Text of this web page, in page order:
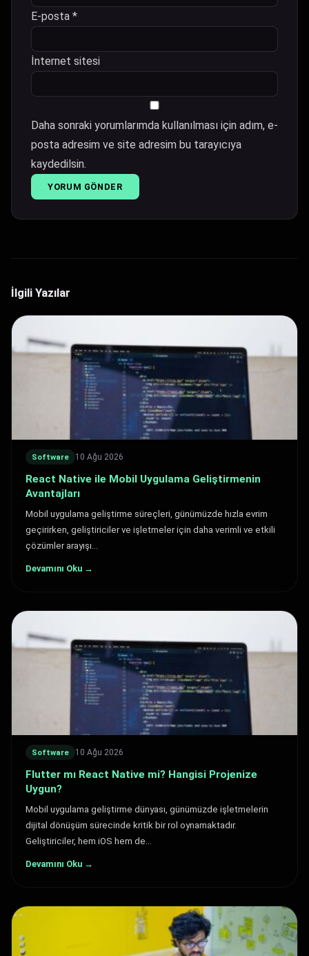
E-posta *
İnternet sitesi
Daha sonraki yorumlarımda kullanılması için adım, e-
posta adresim ve site adresim bu tarayıcıya
kaydedilsin.
İlgili Yazılar
Software 10 Ağu 2026
React Native ile Mobil Uygulama Geliştirmenin
Avantajları
Mobil uygulama geliştirme süreçleri, günümüzde hızla evrim
geçirirken, geliştiriciler ve işletmeler için daha verimli ve etkili
çözümler arayışı…
Devamını Oku →
Software 10 Ağu 2026
Flutter mı React Native mi? Hangisi Projenize
Uygun?
Mobil uygulama geliştirme dünyası, günümüzde işletmelerin
dijital dönüşüm sürecinde kritik bir rol oynamaktadır.
Geliştiriciler, hem iOS hem de…
Devamını Oku →